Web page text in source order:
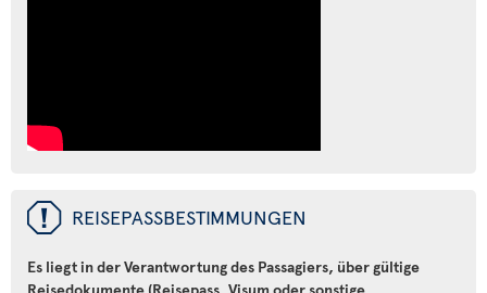
ü REISEPASSBESTIMMUNGEN
Es liegt in der Verantwortung des Passagiers, über gültige